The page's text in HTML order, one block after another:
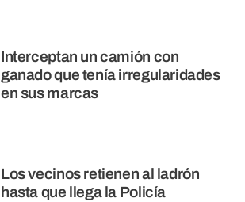
Interceptan un camión con
ganado que tenía irregularidades
en sus marcas
Los vecinos retienen al ladrón
hasta que llega la Policía